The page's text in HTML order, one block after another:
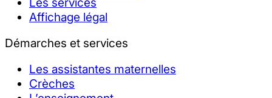
Affichage légal
Démarches et services
Les assistantes maternelles
Crèches